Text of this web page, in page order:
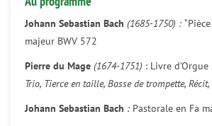
Johann Sebastian Bach (1685-1750) :
majeur BWV 572
Pierre du Mage (1674-1751) : Livre d’Orgue
Trio, Tierce en taille, Basse de trompette,
Johann Sebastian Bach : Pastorale en Fa